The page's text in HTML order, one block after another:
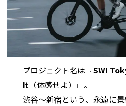
プロジェクト名は『SWI
It （体感せよ）』。
渋谷〜新宿という、永遠に